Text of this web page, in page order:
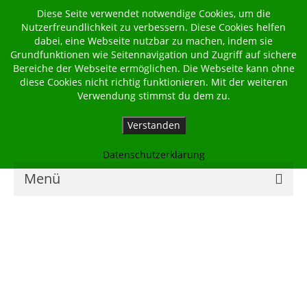
Menü
Diese Seite verwendet notwendige Cookies, um die
Nutzerfreundlichkeit zu verbessern. Diese Cookies helfen
dabei, eine Webseite nutzbar zu machen, indem sie
Grundfunktionen wie Seitennavigation und Zugriff auf sichere
Bereiche der Webseite ermöglichen. Die Webseite kann ohne
diese Cookies nicht richtig funktionieren. Mit der weiteren
Verwendung stimmst du dem zu.
Verstanden
Datenschutzerklärung